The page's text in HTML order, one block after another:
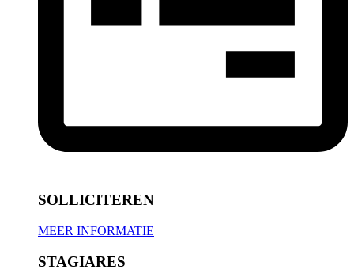
SOLLICITEREN
MEER INFORMATIE
STAGIARES